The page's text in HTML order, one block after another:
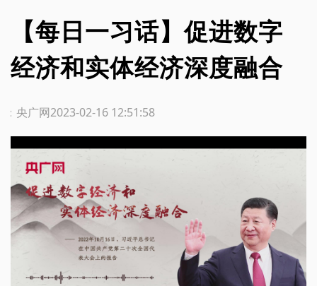
【每日一习话】促进数字
经济和实体经济深度融合
2023-02-16 12:51:58
：央广网